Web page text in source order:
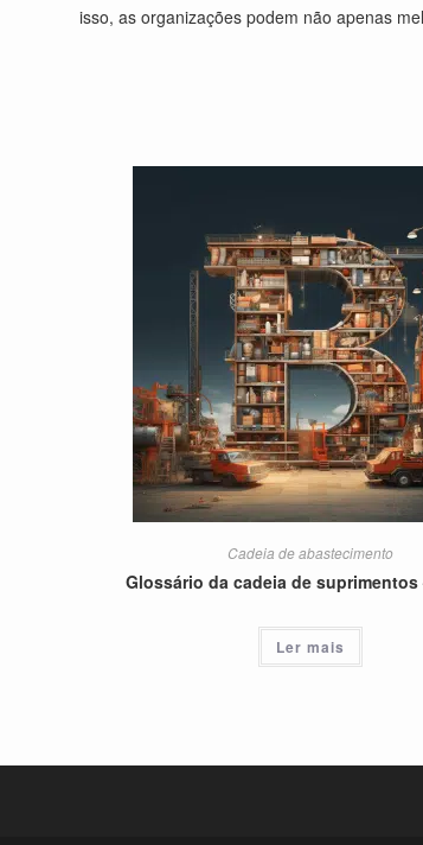
isso, as organizações podem não apenas
Cadeia de abastecimento
Glossário da cadeia de suprimentos
Ler mais